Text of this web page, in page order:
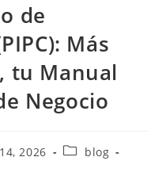
de
Más
tu Manual
Negocio
2026
blog